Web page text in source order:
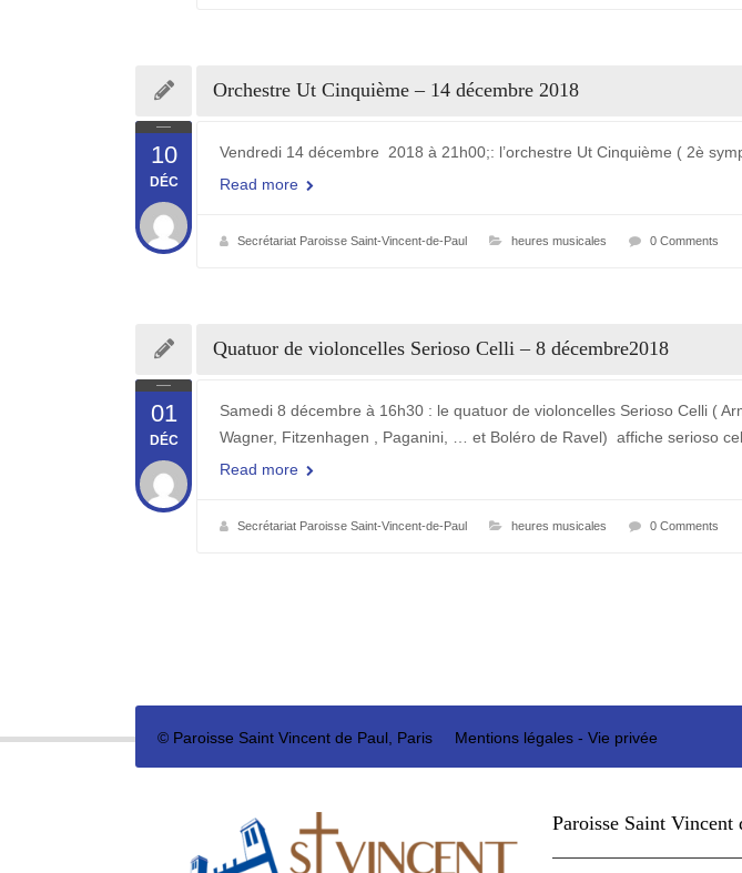
10
DÉC
Orchestre Ut Cinquième – 14 décembre 2018
Vendredi 14 décembre 2018 à 21h00;: l’orchestre Ut Cinquième ( 2è
Read more
Secrétariat Paroisse Saint-Vincent-de-Paul heures musicales 0 Comments
01
DÉC
Quatuor de violoncelles Serioso Celli – 8 décembre2018
Samedi 8 décembre à 16h30 : le quatuor de violoncelles Serioso Celli (
Wagner, Fitzenhagen , Paganini, … et Boléro de Ravel) affiche serioso
Read more
Secrétariat Paroisse Saint-Vincent-de-Paul heures musicales 0 Comments
© Paroisse Saint Vincent de Paul, Paris Mentions légales - Vie privée
Paroisse Saint Vincent